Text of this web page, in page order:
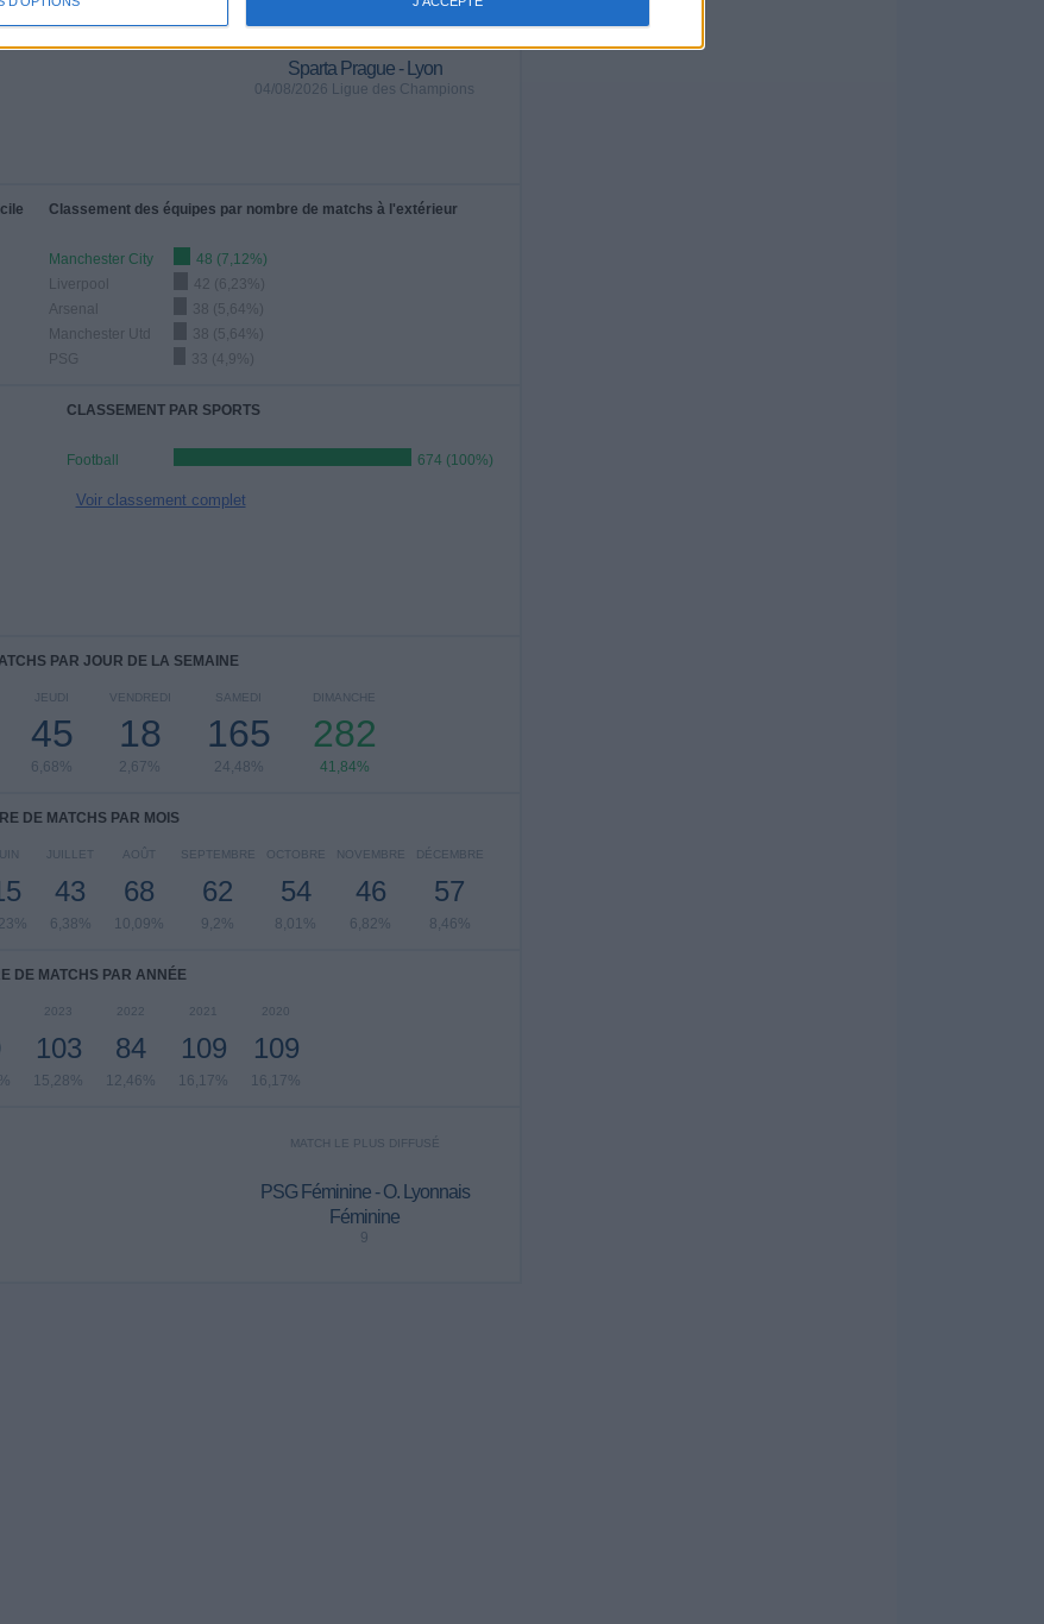
Sparta Prague - Lyon
04/08/2026 Ligue des Champions
Classement des équipes par nombre de matchs à l'extérieur
Manchester City
48 (7,12%)
Liverpool
42 (6,23%)
Arsenal
38 (5,64%)
Manchester Utd
38 (5,64%)
PSG
33 (4,9%)
CLASSEMENT PAR SPORTS
Football 674 (100%)
Voir classement complet
PAR JOUR DE LA SEMAINE
JEUDI
45
6,68%
VENDREDI
18
2,67%
SAMEDI
165
24,48%
DIMANCHE
282
41,84%
DE MATCHS PAR MOIS
JUILLET
43
6,38%
AOÛT
68
10,09%
SEPTEMBRE
62
9,2%
OCTOBRE
54
8,01%
NOVEMBRE
46
6,82%
DÉCEMBRE
57
8,46%
DE MATCHS PAR ANNÉE
2023
103
15,28%
2022
84
12,46%
2021
109
16,17%
2020
109
16,17%
MATCH LE PLUS DIFFUSÉ
PSG Féminine - O. Lyonnais
Féminine
9